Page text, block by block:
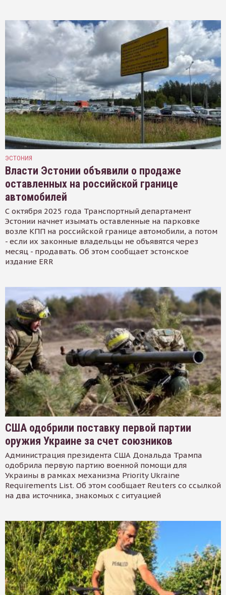
ЭСТОНИЯ
Власти Эстонии объявили о продаже
оставленных на российской границе
автомобилей
С октября 2025 года Транспортный департамент
Эстонии начнет изымать оставленные на парковке
возле КПП на российской границе автомобили, а потом
- если их законные владельцы не объявятся через
месяц - продавать. Об этом сообщает эстонское
издание ERR
США одобрили поставку первой партии
оружия Украине за счет союзников
Администрация президента США Дональда Трампа
одобрила первую партию военной помощи для
Украины в рамках механизма Priority Ukraine
Requirements List. Об этом сообщает Reuters со ссылкой
на два источника, знакомых с ситуацией